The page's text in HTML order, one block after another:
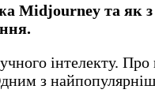
Midjourney та як
інтелекту. Про
з